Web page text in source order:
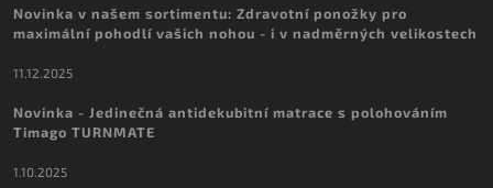
Novinka v našem sortimentu: Zdravotní ponožky pro
maximální pohodlí vašich nohou - i v nadměrných velikostech
11.12.2025
Novinka - Jedinečná antidekubitní matrace s polohováním
Timago TURNMATE
1.10.2025